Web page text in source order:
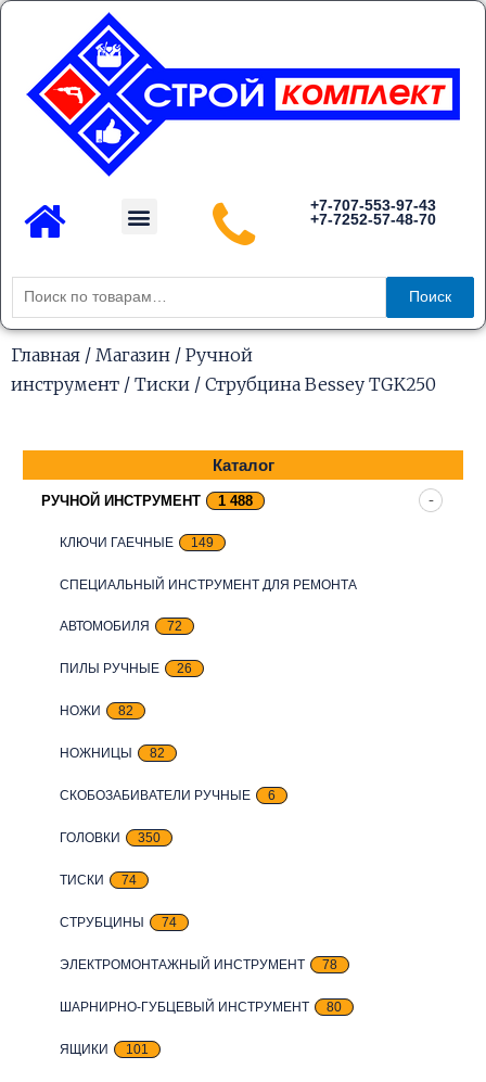
Перейти
содержимому
Menu
+7-707-553-97-43
+7-7252-57-48-70
Искать:
Поиск
Главная / Магазин / Ручной
инструмент / Тиски / Струбцина Bessey TGK250
Каталог
РУЧНОЙ ИНСТРУМЕНТ 1 488
КЛЮЧИ ГАЕЧНЫЕ 149
СПЕЦИАЛЬНЫЙ ИНСТРУМЕНТ ДЛЯ РЕМОНТА
АВТОМОБИЛЯ 72
ПИЛЫ РУЧНЫЕ 26
НОЖИ 82
НОЖНИЦЫ 82
СКОБОЗАБИВАТЕЛИ РУЧНЫЕ 6
ГОЛОВКИ 350
ТИСКИ 74
СТРУБЦИНЫ 74
ЭЛЕКТРОМОНТАЖНЫЙ ИНСТРУМЕНТ 78
ШАРНИРНО-ГУБЦЕВЫЙ ИНСТРУМЕНТ 80
ЯЩИКИ 101